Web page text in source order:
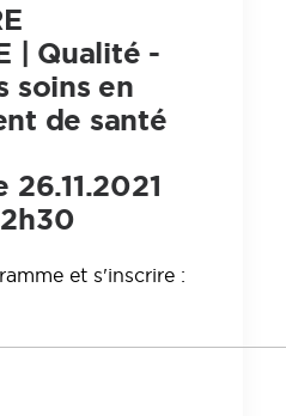
| Qualité -
soins en
de santé
et s'inscrire :